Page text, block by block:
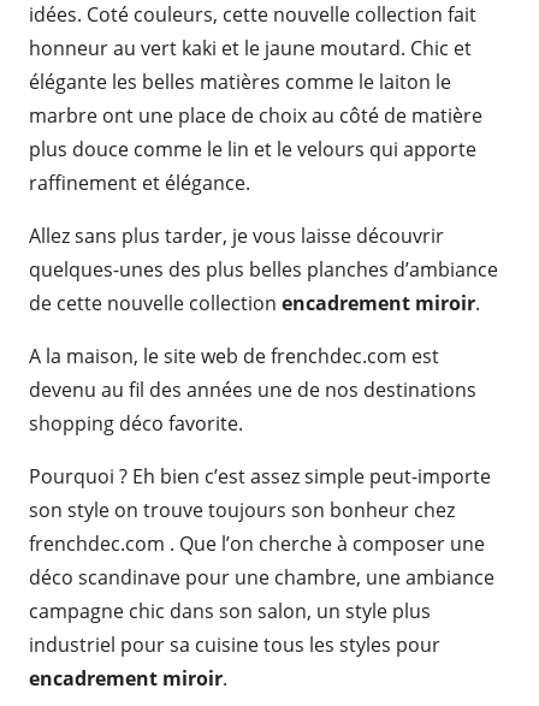
idées. Coté couleurs, cette nouvelle collection fait
honneur au vert kaki et le jaune moutard. Chic et
élégante les belles matières comme le laiton le
marbre ont une place de choix au côté de matière
plus douce comme le lin et le velours qui apporte
raffinement et élégance.
Allez sans plus tarder, je vous laisse découvrir
quelques-unes des plus belles planches d’ambiance
de cette nouvelle collection encadrement miroir.
A la maison, le site web de frenchdec.com est
devenu au fil des années une de nos destinations
shopping déco favorite.
Pourquoi ? Eh bien c’est assez simple peut-importe
son style on trouve toujours son bonheur chez
frenchdec.com . Que l’on cherche à composer une
déco scandinave pour une chambre, une ambiance
campagne chic dans son salon, un style plus
industriel pour sa cuisine tous les styles pour
encadrement miroir.